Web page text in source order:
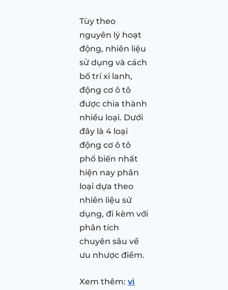
Tùy theo
nguyên lý hoạt
động, nhiên liệu
sử dụng và cách
bố trí xi lanh,
động cơ ô tô
được chia thành
nhiều loại. Dưới
đây là 4 loại
động cơ ô tô
phổ biến nhất
hiện nay phân
loại dựa theo
nhiên liệu sử
dụng, đi kèm với
phân tích
chuyên sâu về
ưu nhược điểm.
Xem thêm: vì